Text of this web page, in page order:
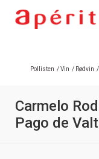
Pollisten /Vin / Rødvin /
Carmelo
Pago de